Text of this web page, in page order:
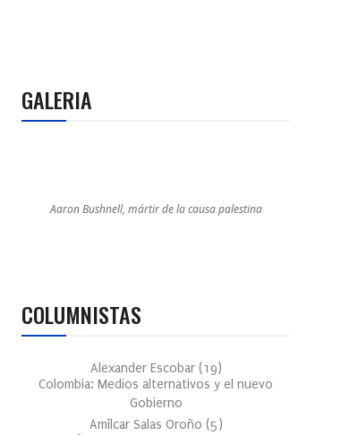
GALERIA
Aaron Bushnell, mártir de la causa palestina
COLUMNISTAS
Alexander Escobar (19)
Colombia: Medios alternativos y el nuevo
Gobierno
Amílcar Salas Oroño (5)